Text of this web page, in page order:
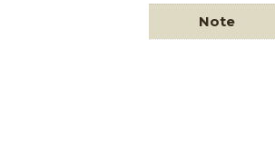
Note